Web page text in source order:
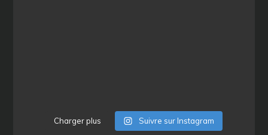
Charger plus Suivre sur Instagram